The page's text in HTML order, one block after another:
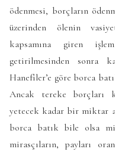
ödenmesi, borçların
üzerinden ölenin
kapsamına giren
getirilmesinden sonra
Hanefîler’e göre borca
Ancak tereke borçları
yetecek kadar bir miktar
borca batık bile olsa
mirasçıların, payları